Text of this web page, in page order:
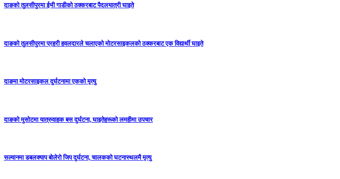
दाङको तुलसीपुरमा ईभी गाडीको ठक्करबाट पैदलयात्री घाइते
दाङको तुलसीपुरमा प्रहरी हवलदारले चलाएको मोटरसाइकलको ठक्करबाट एक विद्यार्थी घाइते
दाङमा मोटरसाइकल दुर्घटनामा एकको मृत्यु
दाङकाे मुसोटमा यात्रुवाहक बस दुर्घटना, घाइतेहरूको लमहीमा उपचार
सल्यानमा डबलक्याप बोलेरो जिप दुर्घटना, चालकको घटनास्थलमै मृत्यु